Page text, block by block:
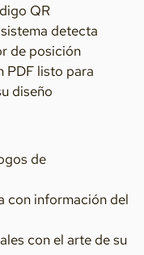
QR
detecta
de posición
PDF listo para
diseño
de
con información del
con el arte de su